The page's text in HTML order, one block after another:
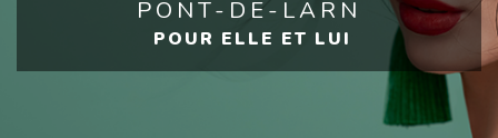
PONT-DE-LARN
POUR ELLE ET LUI